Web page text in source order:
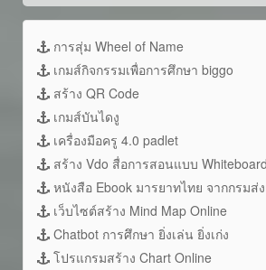
การสุ่ม Wheel of Name
เกมส์กิจกรรมเพื่อการศึกษา biggo
สร้าง QR Code
เกมส์บันไดงู
เครื่องมือครู 4.0 padlet
สร้าง Vdo สื่อการสอนแบบ Whiteboard
หนังสือ Ebook มารยาทไทย จากกรมส่
เว็บไซต์สร้าง Mind Map Online
Chatbot การศึกษา ยิ่งเล่น ยิ่งเก่ง
โปรแกรมสร้าง Chart Online